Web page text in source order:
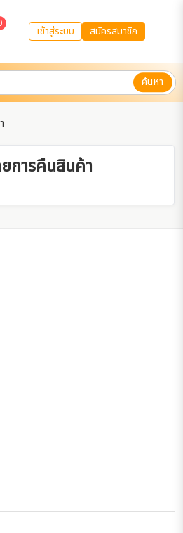
เข้าสู่ระบบ สมัครสมาชิก
ค้นหา
การคืนสินค้า